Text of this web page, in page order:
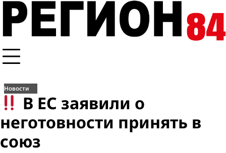
Перейти
содержимому
Новости
В ЕС заявили о
неготовности принять в
союз